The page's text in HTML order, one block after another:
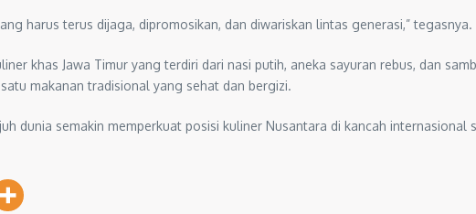
harus terus dijaga, dipromosikan, dan diwariskan lintas generasi,” tegasnya.
khas Jawa Timur yang terdiri dari nasi putih, aneka sayuran rebus, dan
makanan tradisional yang sehat dan bergizi.
dunia semakin memperkuat posisi kuliner Nusantara di kancah internasional